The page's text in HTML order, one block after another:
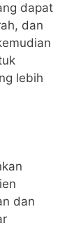
dapat
dan
lebih
dan